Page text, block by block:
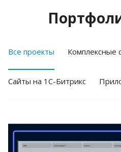
Все проекты Комплексные
Cайты на 1С-Битрикс